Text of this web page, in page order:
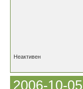
Неактивен
2006-10-